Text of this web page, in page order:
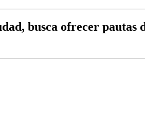
busca ofrecer pautas